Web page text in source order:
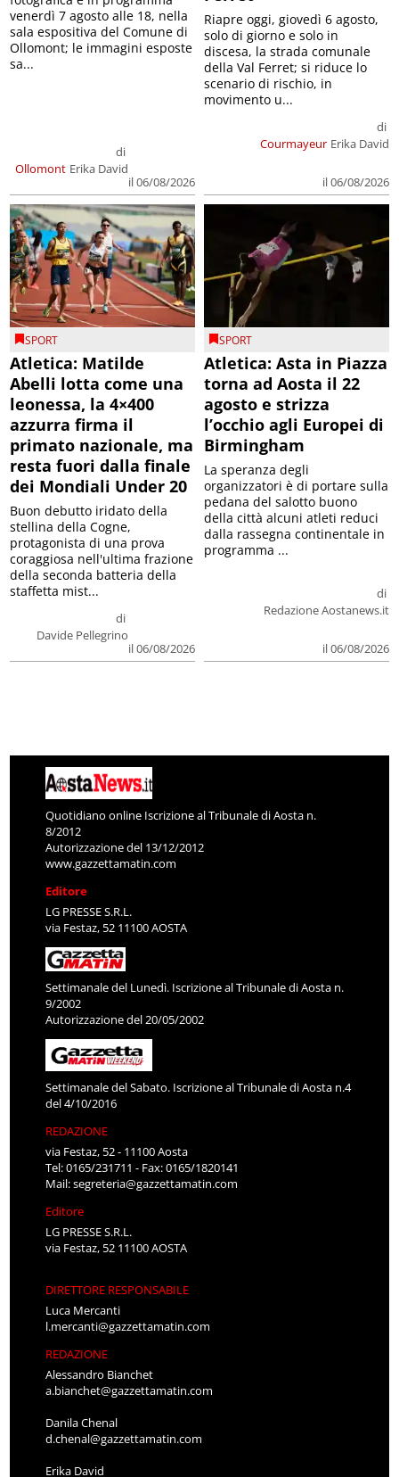
Ollomont
di
Erika David
il 06/08/2026
venerdì 7 agosto alle 18, nella
sala espositiva del Comune di
Ollomont; le immagini esposte
sa...
Courmayeur
di
Erika David
il 06/08/2026
Riapre oggi, giovedì 6 agosto,
solo di giorno e solo in
discesa, la strada comunale
della Val Ferret; si riduce lo
scenario di rischio, in
movimento u...
SPORT
Atletica: Matilde
Abelli lotta come una
leonessa, la 4×400
azzurra firma il
primato nazionale, ma
resta fuori dalla finale
dei Mondiali Under 20
di
Davide Pellegrino
il 06/08/2026
Buon debutto iridato della
stellina della Cogne,
protagonista di una prova
coraggiosa nell'ultima frazione
della seconda batteria della
staffetta mist...
SPORT
Atletica: Asta in Piazza
torna ad Aosta il 22
agosto e strizza
l’occhio agli Europei di
Birmingham
di
Redazione Aostanews.it
il 06/08/2026
La speranza degli
organizzatori è di portare sulla
pedana del salotto buono
della città alcuni atleti reduci
dalla rassegna continentale in
programma ...
Quotidiano online Iscrizione al Tribunale di Aosta n.
8/2012
Autorizzazione del 13/12/2012
www.gazzettamatin.com
Editore
LG PRESSE S.R.L.
via Festaz, 52 11100 AOSTA
Settimanale del Lunedì. Iscrizione al Tribunale di Aosta n.
9/2002
Autorizzazione del 20/05/2002
Settimanale del Sabato. Iscrizione al Tribunale di Aosta n.4
del 4/10/2016
REDAZIONE
via Festaz, 52 - 11100 Aosta
Tel: 0165/231711 - Fax: 0165/1820141
Mail:segreteria@gazzettamatin.com
Editore
LG PRESSE S.R.L.
via Festaz, 52 11100 AOSTA
DIRETTORE RESPONSABILE
Luca Mercanti
l.mercanti@gazzettamatin.com
REDAZIONE
Alessandro Bianchet
a.bianchet@gazzettamatin.com
Danila Chenal
d.chenal@gazzettamatin.com
Erika David